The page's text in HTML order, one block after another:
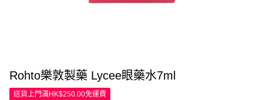
Rohto樂敦製藥 Lycee眼藥水7ml
送貨上門滿HK$250.00免運費